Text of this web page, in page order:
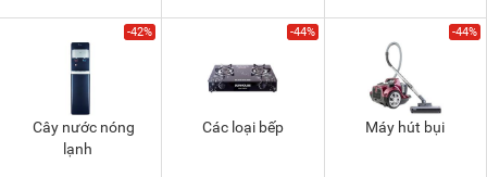
-42%
Cây nước nóng
lạnh
-44%
Các loại bếp
-44%
Máy hút bụi